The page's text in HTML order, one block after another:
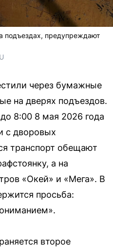
подъездах, предупреждают
через бумажные
на дверях подъездов.
8:00 8 мая 2026 года
с дворовых
транспорт обещают
а на
«Окей» и «Мега». В
просьба:
второе